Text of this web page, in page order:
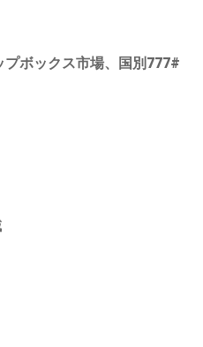
プボックス市場、国別 777#